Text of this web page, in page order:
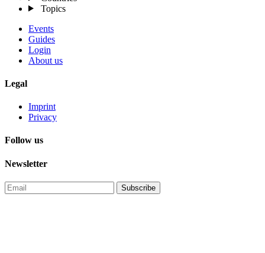
Topics
Events
Guides
Login
About us
Legal
Imprint
Privacy
Follow us
Newsletter
Subscribe